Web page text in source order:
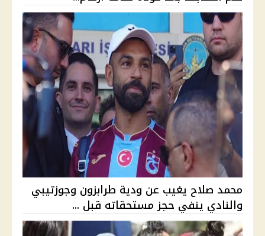
محمد صلاح يغيب عن ودية طرابزون وجوزتيبي
والنادي ينفي حجز مستحقاته قبل ...